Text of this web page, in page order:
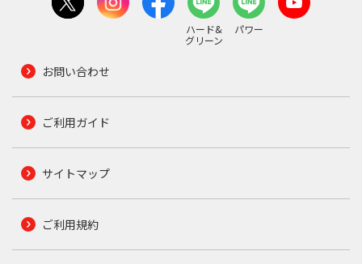
ハード&
グリーン
パワー
お問い合わせ
ご利用ガイド
サイトマップ
ご利用規約